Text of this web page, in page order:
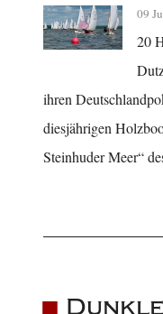
09
20
ihren
diesjährigen
Steinhuder Meer“